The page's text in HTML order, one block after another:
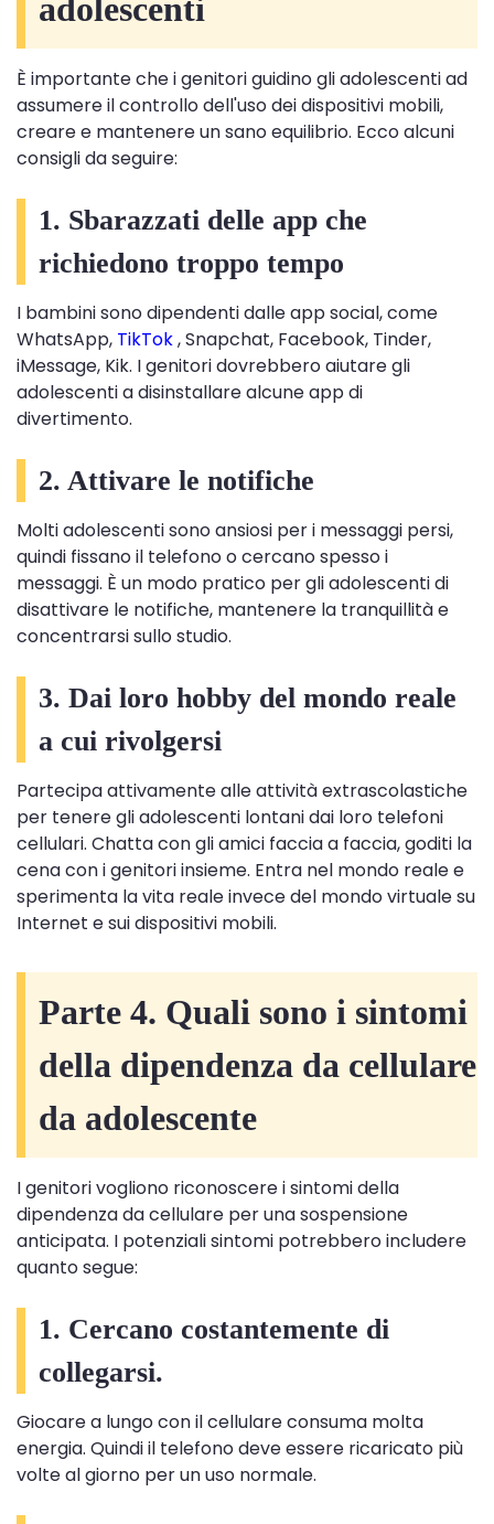
adolescenti
È importante che i genitori guidino gli adolescenti ad
assumere il controllo dell'uso dei dispositivi mobili,
creare e mantenere un sano equilibrio. Ecco alcuni
consigli da seguire:
1. Sbarazzati delle app che
richiedono troppo tempo
I bambini sono dipendenti dalle app social, come
WhatsApp, TikTok, Snapchat, Facebook, Tinder,
iMessage, Kik. I genitori dovrebbero aiutare gli
adolescenti a disinstallare alcune app di
divertimento.
2. Attivare le notifiche
Molti adolescenti sono ansiosi per i messaggi persi,
quindi fissano il telefono o cercano spesso i
messaggi. È un modo pratico per gli adolescenti di
disattivare le notifiche, mantenere la tranquillità e
concentrarsi sullo studio.
3. Dai loro hobby del mondo reale
a cui rivolgersi
Partecipa attivamente alle attività extrascolastiche
per tenere gli adolescenti lontani dai loro telefoni
cellulari. Chatta con gli amici faccia a faccia, goditi la
cena con i genitori insieme. Entra nel mondo reale e
sperimenta la vita reale invece del mondo virtuale su
Internet e sui dispositivi mobili.
Parte 4. Quali sono i sintomi
della dipendenza da cellulare
da adolescente
I genitori vogliono riconoscere i sintomi della
dipendenza da cellulare per una sospensione
anticipata. I potenziali sintomi potrebbero includere
quanto segue:
1. Cercano costantemente di
collegarsi.
Giocare a lungo con il cellulare consuma molta
energia. Quindi il telefono deve essere ricaricato più
volte al giorno per un uso normale.